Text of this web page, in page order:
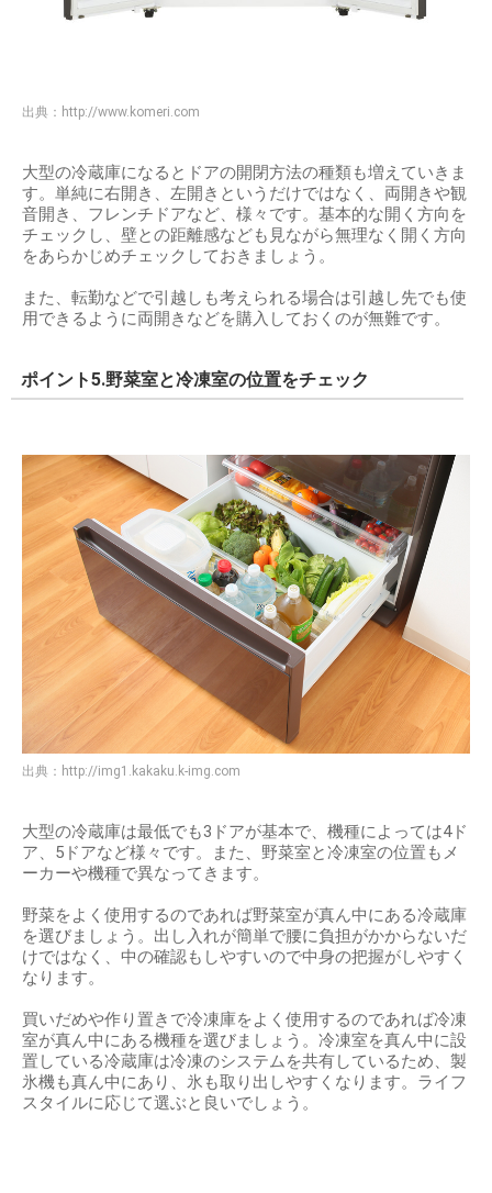
出典： http://www.komeri.com
大型の冷蔵庫になるとドアの開閉方法の種類も増えていきま
す。単純に右開き、左開きというだけではなく、両開きや観
音開き、フレンチドアなど、様々です。基本的な開く方向を
チェックし、壁との距離感なども見ながら無理なく開く方向
をあらかじめチェックしておきましょう。
また、転勤などで引越しも考えられる場合は引越し先でも使
用できるように両開きなどを購入しておくのが無難です。
ポイント5.野菜室と冷凍室の位置をチェック
出典： http://img1.kakaku.k-img.com
大型の冷蔵庫は最低でも3ドアが基本で、機種によっては4ド
ア、5ドアなど様々です。また、野菜室と冷凍室の位置もメ
ーカーや機種で異なってきます。
野菜をよく使用するのであれば野菜室が真ん中にある冷蔵庫
を選びましょう。出し入れが簡単で腰に負担がかからないだ
けではなく、中の確認もしやすいので中身の把握がしやすく
なります。
買いだめや作り置きで冷凍庫をよく使用するのであれば冷凍
室が真ん中にある機種を選びましょう。冷凍室を真ん中に設
置している冷蔵庫は冷凍のシステムを共有しているため、製
氷機も真ん中にあり、氷も取り出しやすくなります。ライフ
スタイルに応じて選ぶと良いでしょう。